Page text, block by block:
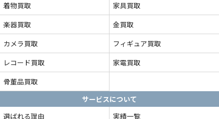
着物買取
家具買取
楽器買取
金買取
カメラ買取
フィギュア買取
レコード買取
家電買取
骨董品買取
サービスについて
選ばれる理由
実績一覧